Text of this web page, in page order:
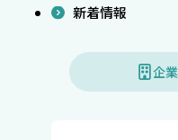
新着情報
企